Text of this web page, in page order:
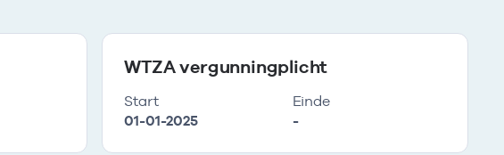
WTZA vergunningplicht
Start
01-01-2025
Einde
-